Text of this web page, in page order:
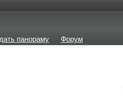
панораму Форум